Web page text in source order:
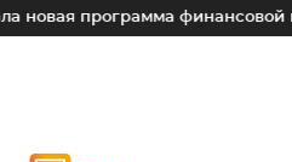
программа финансовой